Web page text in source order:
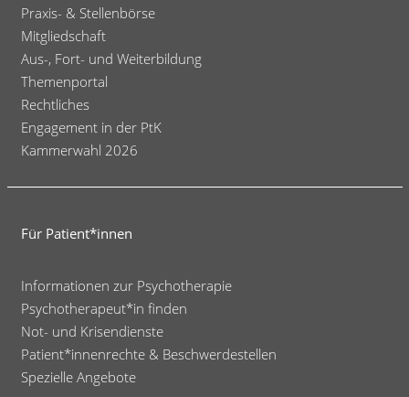
Praxis- & Stellenbörse
Mitgliedschaft
Aus-, Fort- und Weiterbildung
Themenportal
Rechtliches
Engagement in der PtK
Kammerwahl 2026
Für Patient*innen
Informationen zur Psychotherapie
Psychotherapeut*in finden
Not- und Krisendienste
Patient*innenrechte & Beschwerdestellen
Spezielle Angebote